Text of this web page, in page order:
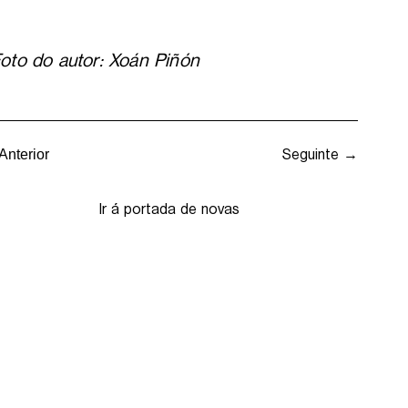
do autor: Xoán Piñón
Seguinte →
Ir á portada de novas